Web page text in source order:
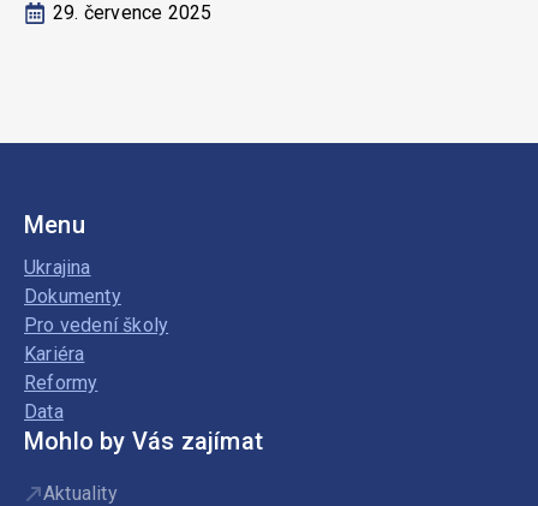
29. července 2025
Menu
Ukrajina
Dokumenty
Pro vedení školy
Kariéra
Reformy
Data
Mohlo by Vás zajímat
Aktuality